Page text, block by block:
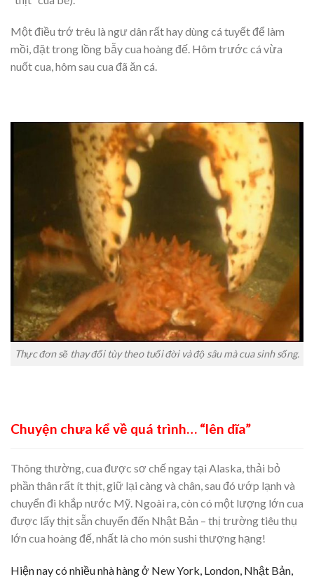
Một điều trớ trêu là ngư dân rất hay dùng cá tuyết để làm
mồi, đặt trong lồng bẫy cua hoàng đế. Hôm trước cá vừa
nuốt cua, hôm sau cua đã ăn cá.
Thực đơn sẽ thay đổi tùy theo tuổi đời và độ sâu mà cua sinh sống.
Chuyện chưa kể về quá trình… “lên dĩa”
Thông thường, cua được sơ chế ngay tại Alaska, thải bỏ
phần thân rất ít thịt, giữ lại càng và chân, sau đó ướp lạnh và
chuyển đi khắp nước Mỹ. Ngoài ra, còn có một lượng lớn cua
được lấy thịt sẵn chuyển đến Nhật Bản – thị trường tiêu thụ
lớn cua hoàng đế, nhất là cho món sushi thượng hạng!
Hiện nay có nhiều nhà hàng ở New York, London, Nhật Bản,